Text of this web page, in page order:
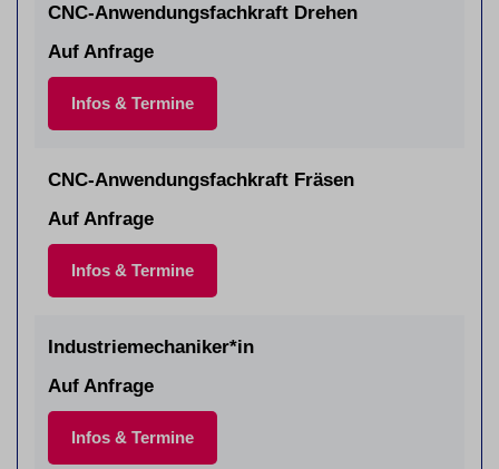
CNC-Anwendungsfachkraft Drehen
Auf Anfrage
Infos & Termine
CNC-Anwendungsfachkraft Fräsen
Auf Anfrage
Infos & Termine
Industriemechaniker*in
Auf Anfrage
Infos & Termine